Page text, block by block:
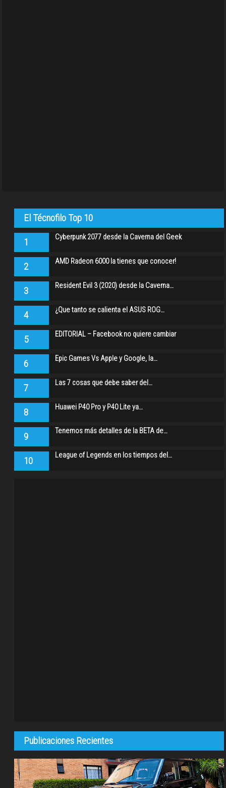
El Técnofilo Top 10
1 Cyberpunk 2077 desde la Caverna del Geek
2 AMD Radeon 6000 la tienes que conocer!
3 Resident Evil 3 (2020) desde la Caverna…
4 ¿Que tanto se calienta el ASUS ROG…
5 EDITORIAL – Facebook no quiere cambiar
6 Epic Games Vs Apple y Google, la…
7 Las 7 cosas que debe saber del…
8 Huawei P40 Pro y P40 Lite ya…
9 Tenemos más detalles de la BETA de…
10 League of Legends en los tiempos del…
Publicaciones Recientes